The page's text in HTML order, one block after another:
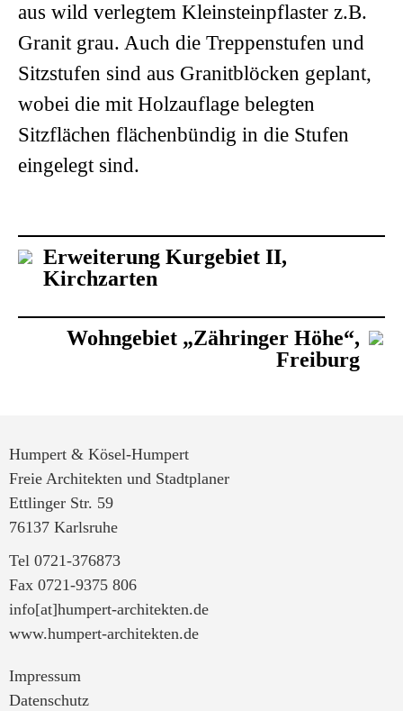
aus wild verlegtem Kleinsteinpflaster z.B.
Granit grau. Auch die Treppenstufen und
Sitzstufen sind aus Granitblöcken geplant,
wobei die mit Holzauflage belegten
Sitzflächen flächenbündig in die Stufen
eingelegt sind.
Erweiterung Kurgebiet II,
Kirchzarten
Wohngebiet „Zähringer Höhe“,
Freiburg
Humpert & Kösel-Humpert
Freie Architekten und Stadtplaner
Ettlinger Str. 59
76137 Karlsruhe
Tel 0721-376873
Fax 0721-9375 806
info[at]humpert-architekten.de
www.humpert-architekten.de
Impressum
Datenschutz